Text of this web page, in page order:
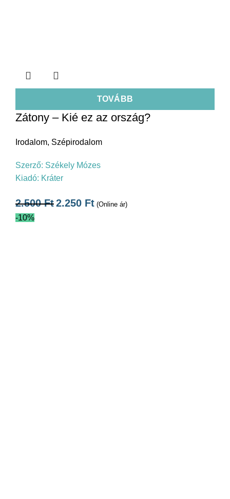
TOVÁBB
Zátony – Kié ez az ország?
Irodalom, Szépirodalom
Szerző: Székely Mózes
Kiadó: Kráter
2.500Ft2.250 Ft (Online ár)
-10%